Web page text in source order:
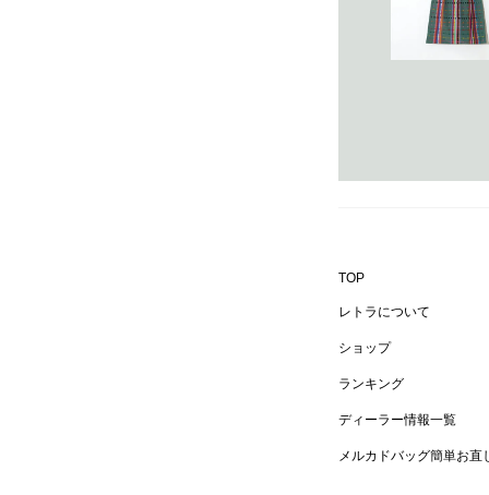
TOP
レトラについて
ショップ
ランキング
ディーラー情報一覧
メルカドバッグ簡単お直